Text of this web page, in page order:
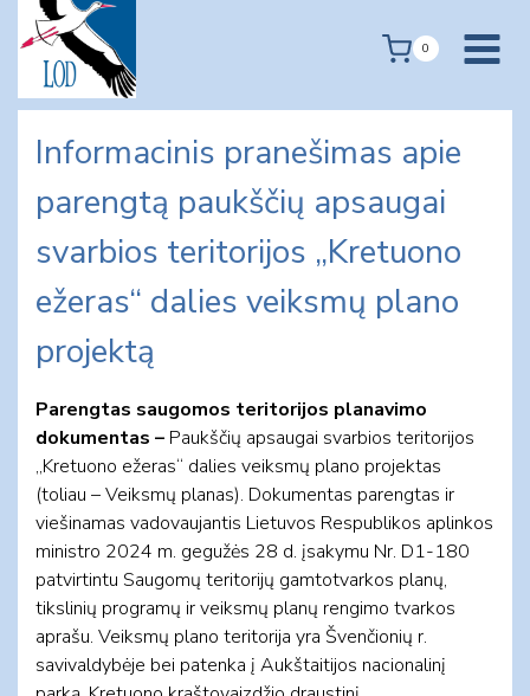
content
0
Informacinis pranešimas apie
parengtą paukščių apsaugai
svarbios teritorijos „Kretuono
ežeras“ dalies veiksmų plano
projektą
Parengtas saugomos teritorijos planavimo
dokumentas – Paukščių apsaugai svarbios teritorijos
„Kretuono ežeras“ dalies veiksmų plano projektas
(toliau – Veiksmų planas). Dokumentas parengtas ir
viešinamas vadovaujantis Lietuvos Respublikos aplinkos
ministro 2024 m. gegužės 28 d. įsakymu Nr. D1-180
patvirtintu Saugomų teritorijų gamtotvarkos planų,
tikslinių programų ir veiksmų planų rengimo tvarkos
aprašu. Veiksmų plano teritorija yra Švenčionių r.
savivaldybėje bei patenka į Aukštaitijos nacionalinį